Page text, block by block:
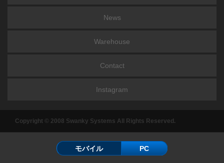
News
Warehouse
Contact
Instagram
Copyright © 2008 Swanky Systems All Rights Reserved.
モバイル PC